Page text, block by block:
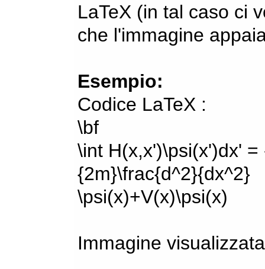
LaTeX (in tal caso ci
che l'immagine
Esempio:
Codice LaTeX :
\bf
\int H(x,x')\psi(x')dx'
{2m}\frac{d^2}{dx^2}
\psi(x)+V(x)\psi(x)
Immagine